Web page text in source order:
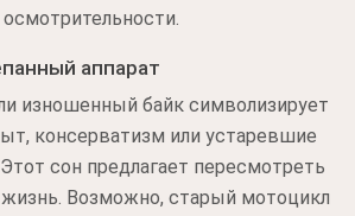
аппарат
изношенный байк символизирует
консерватизм или устаревшие
сон предлагает пересмотреть
Возможно, старый мотоцикл